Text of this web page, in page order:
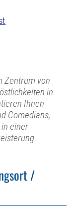
Zentrum von
in
Ihnen
Comedians,
einer
/